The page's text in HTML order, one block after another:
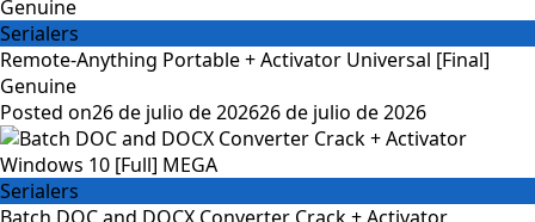
Serialers
Remote-Anything Portable + Activator Universal [Final]
Genuine
Posted on26 de julio de 202626 de julio de 2026
Serialers